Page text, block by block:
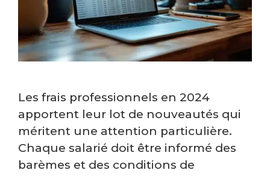
Les frais professionnels en 2024
apportent leur lot de nouveautés qui
méritent une attention particulière.
Chaque salarié doit être informé des
barèmes et des conditions de